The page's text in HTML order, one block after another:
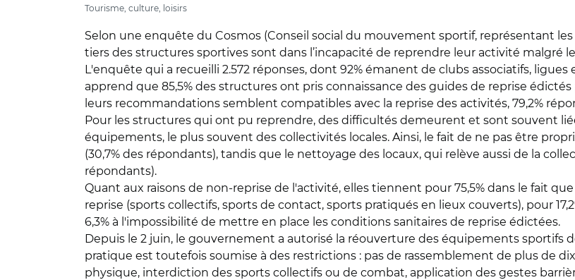
Tourisme, culture, loisirs
Selon une enquête du Cosmos (Conseil social du mouvement sportif, représentant
tiers des structures sportives sont dans l’incapacité de reprendre leur activité malgré
L'enquête qui a recueilli 2.572 réponses, dont 92% émanent de clubs associatifs,
apprend que 85,5% des structures ont pris connaissance des guides de reprise
leurs recommandations semblent compatibles avec la reprise des activités, 79,2%
Pour les structures qui ont pu reprendre, des difficultés demeurent et sont souvent
équipements, le plus souvent des collectivités locales. Ainsi, le fait de ne pas être
(30,7% des répondants), tandis que le nettoyage des locaux, qui relève aussi de la
répondants).
Quant aux raisons de non-reprise de l'activité, elles tiennent pour 75,5% dans le fait
reprise (sports collectifs, sports de contact, sports pratiqués en lieux couverts), pour
6,3% à l'impossibilité de mettre en place les conditions sanitaires de reprise édictées.
Depuis le 2 juin, le gouvernement a autorisé la réouverture des équipements sportifs
pratique est toutefois soumise à des restrictions : pas de rassemblement de plus de
physique, interdiction des sports collectifs ou de combat, application des gestes